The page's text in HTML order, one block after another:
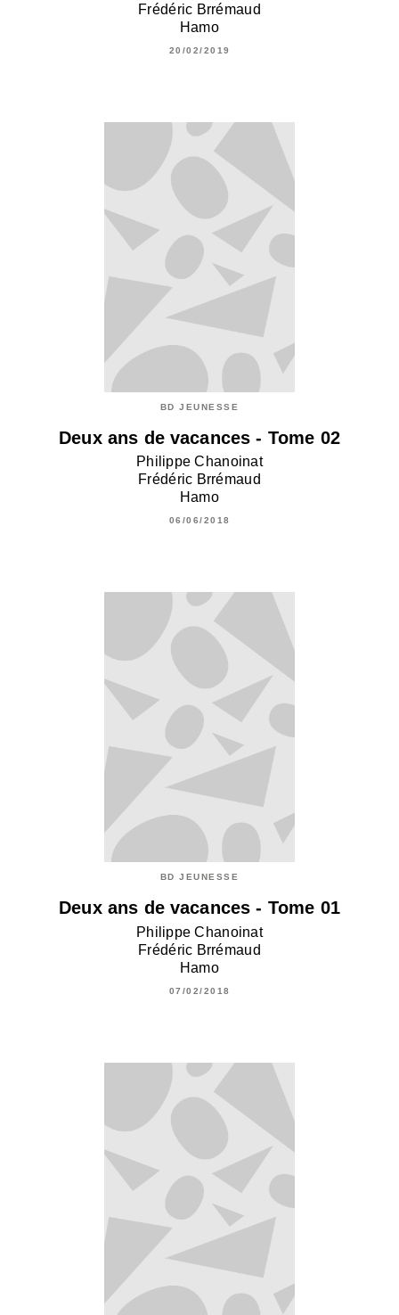
Frédéric Brrémaud
Hamo
20/02/2019
BD JEUNESSE
Deux ans de vacances - Tome 02
Philippe Chanoinat
Frédéric Brrémaud
Hamo
06/06/2018
BD JEUNESSE
Deux ans de vacances - Tome 01
Philippe Chanoinat
Frédéric Brrémaud
Hamo
07/02/2018